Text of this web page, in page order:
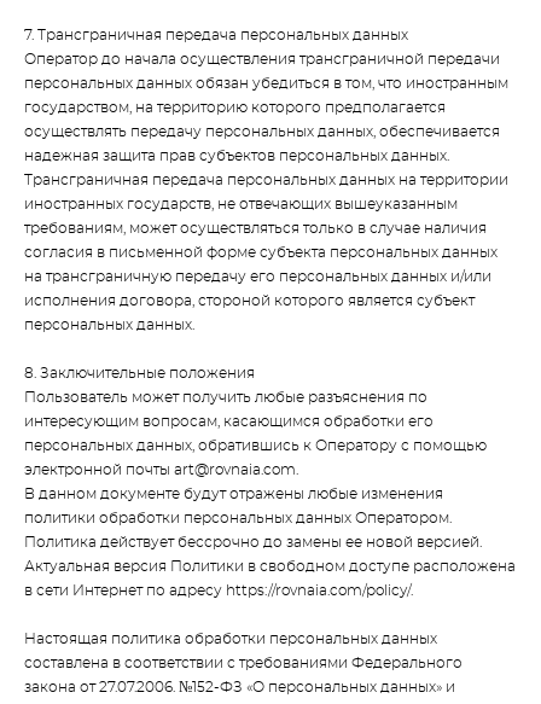
7. Трансграничная передача персональных данных
Оператор до начала осуществления трансграничной передачи
персональных данных обязан убедиться в том, что иностранным
государством, на территорию которого предполагается
осуществлять передачу персональных данных, обеспечивается
надежная защита прав субъектов персональных данных.
Трансграничная передача персональных данных на территории
иностранных государств, не отвечающих вышеуказанным
требованиям, может осуществляться только в случае наличия
согласия в письменной форме субъекта персональных данных
на трансграничную передачу его персональных данных и/или
исполнения договора, стороной которого является субъект
персональных данных.
8. Заключительные положения
Пользователь может получить любые разъяснения по
интересующим вопросам, касающимся обработки его
персональных данных, обратившись к Оператору с помощью
электронной почты art@rovnaia.com.
В данном документе будут отражены любые изменения
политики обработки персональных данных Оператором.
Политика действует бессрочно до замены ее новой версией.
Актуальная версия Политики в свободном доступе расположена
в сети Интернет по адресу https://rovnaia.com/policy/.
Настоящая политика обработки персональных данных
составлена в соответствии с требованиями Федерального
закона от 27.07.2006. №152-ФЗ «О персональных данных» и